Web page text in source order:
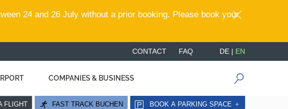
24 and 26 July without a prior booking. Please book your
CONTACT FAQ DE | EN
COMPANIES & BUSINESS
FLIGHT FAST TRACK BUCHEN BOOK A PARKING SPACE